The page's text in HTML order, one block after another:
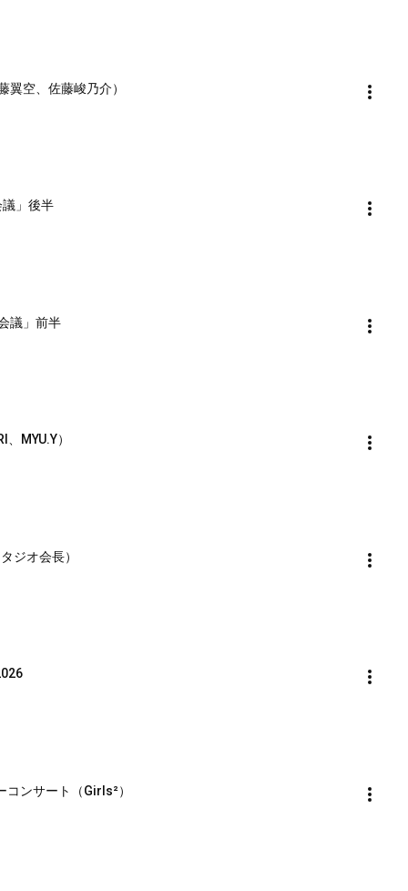
翼空、佐藤峻乃介）
」後半
議」前半
MYU.Y）
ジオ会長）
ンサート（Girls²）